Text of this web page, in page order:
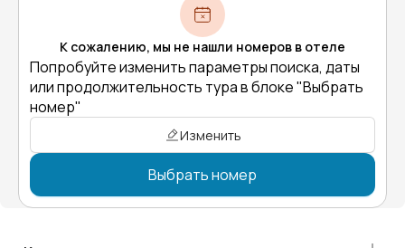
К сожалению, мы не нашли номеров в отеле
Попробуйте изменить параметры поиска, даты
или продолжительность тура в блоке "Выбрать
номер"
Изменить
Выбрать номер